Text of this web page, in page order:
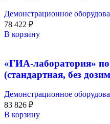
Демонстрационное
78 422 ₽
В корзину
«ГИА-лаборатория»
(стандартная, без
Демонстрационное
83 826 ₽
В корзину